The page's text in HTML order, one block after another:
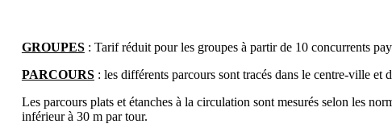
GROUPES: Tarif réduit pour les groupes à partir de 10 concurrents
PARCOURS: les différents parcours sont tracés dans le centre-ville et
Les parcours plats et étanches à la circulation sont mesurés selon les
inférieur à 30 m par tour.